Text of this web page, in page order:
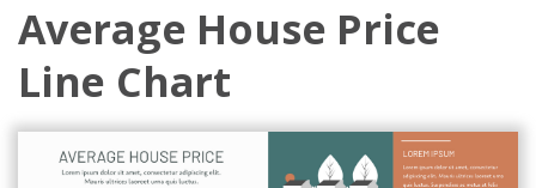
Average House Price
Line Chart